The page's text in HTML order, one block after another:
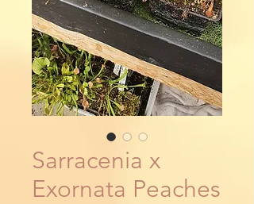
Sarracenia x
Exornata Peaches